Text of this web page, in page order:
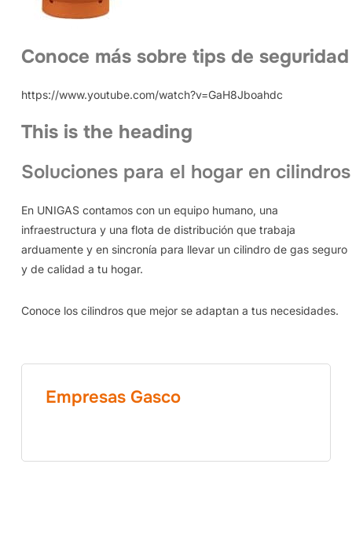
Conoce más sobre tips de seguridad
https://www.youtube.com/watch?v=GaH8Jboahdc
This is the heading
Soluciones para el hogar en cilindros
En UNIGAS contamos con un equipo humano, una
infraestructura y una flota de distribución que trabaja
arduamente y en sincronía para llevar un cilindro de gas seguro
y de calidad a tu hogar.
Conoce los cilindros que mejor se adaptan a tus necesidades.
Empresas Gasco